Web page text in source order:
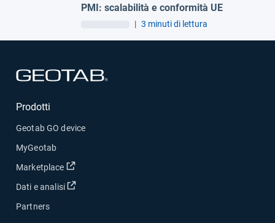
PMI: scalabilità e conformità UE
| 3 minuti di lettura
Prodotti
Geotab GO device
MyGeotab
Marketplace
Apri in una nuova finestra
Dati e analisi Apri in una nuova finestra
Partners